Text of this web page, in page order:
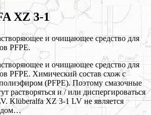
XZ 3-1
и очищающее средство для
PFPE.
и очищающее средство для
PFPE. Химический состав схож с
(PFPE). Поэтому смазочные
растворяться и / или диспергироваться
Klüberalfa XZ 3-1 LV не является